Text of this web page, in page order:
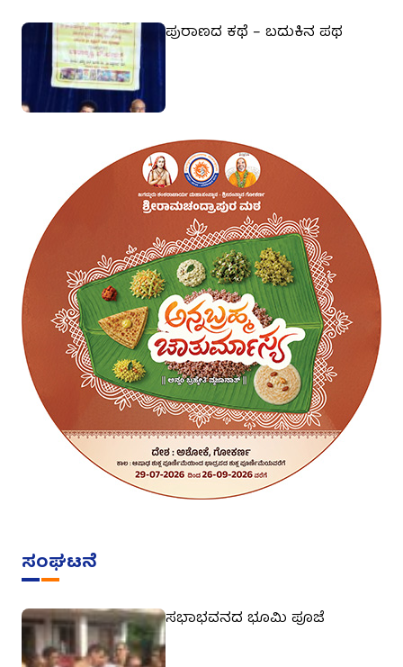
ಪುರಾಣದ ಕಥೆ – ಬದುಕಿನ ಪಥ
ಸಂಘಟನೆ
ಸಭಾಭವನದ ಭೂಮಿ ಪೂಜೆ